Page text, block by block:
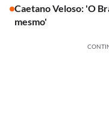
Caetano Veloso: 'O
mesmo'